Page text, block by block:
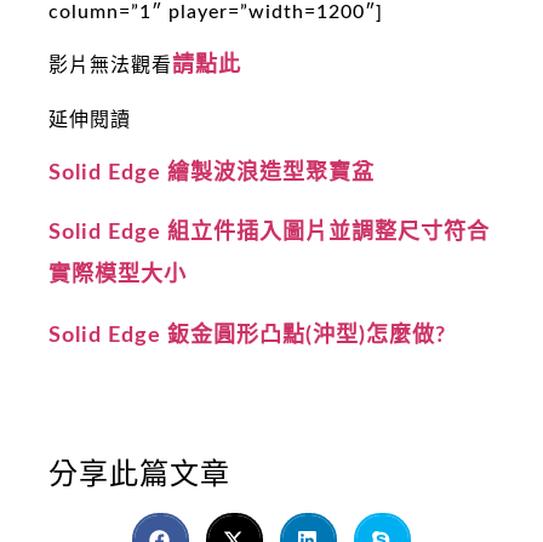
column=”1″ player=”width=1200″]
影片無法觀看請點此
延伸閱讀
Solid Edge 繪製波浪造型聚寶盆
Solid Edge 組立件插入圖片並調整尺寸符合
實際模型大小
Solid Edge 鈑金圓形凸點(沖型)怎麼做?
分享此篇文章